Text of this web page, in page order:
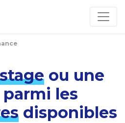
stage ou une
parmi les
disponibles